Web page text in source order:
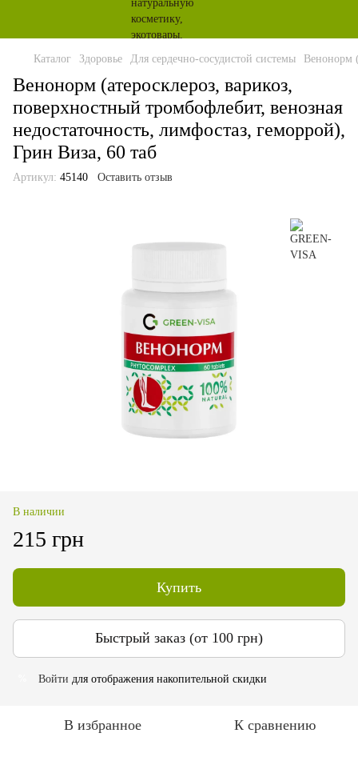
Каталог Здоровье Для сердечно-сосудистой системы Венонорм
Венонорм (атеросклероз, варикоз,
поверхностный тромбофлебит, венозная
недостаточность, лимфостаз, геморрой),
Грин Виза, 60 таб
Артикул: 45140 Оставить отзыв
В наличии
215 грн
Купить
Быстрый заказ (от 100 грн)
Войти для отображения накопительной скидки
В избранное К сравнению